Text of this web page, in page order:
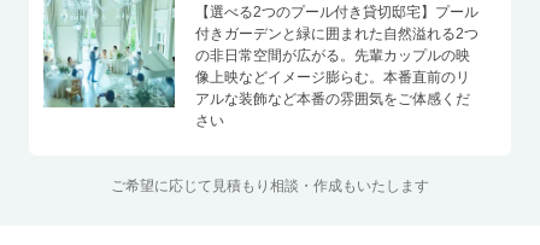
【選べる2つのプール付き貸切邸宅】プール
付きガーデンと緑に囲まれた自然溢れる2つ
の非日常空間が広がる。先輩カップルの映
像上映などイメージ膨らむ。本番直前のリ
アルな装飾など本番の雰囲気をご体感くだ
さい
ご希望に応じて見積もり相談・作成もいたします